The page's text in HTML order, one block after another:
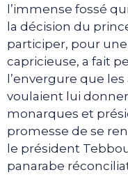
l’immense fossé
la décision du
participer, pour
capricieuse, a fait
l’envergure que
voulaient lui
monarques et
promesse de se
le président
panarabe